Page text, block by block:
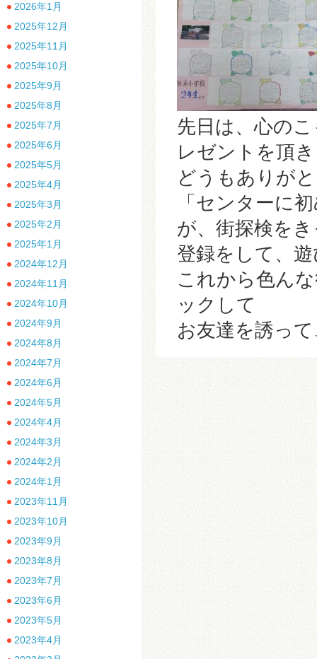
先日は、心の
レゼントを頂
どうもありが
「センターに
が、街探検を
登録をして、
これから色ん
ックして
お友達を誘っ
2026年1月
2025年12月
2025年11月
2025年10月
2025年9月
2025年8月
2025年7月
2025年6月
2025年5月
2025年4月
2025年3月
2025年2月
2025年1月
2024年12月
2024年11月
2024年10月
2024年9月
2024年8月
2024年7月
2024年6月
2024年5月
2024年4月
2024年3月
2024年2月
2024年1月
2023年11月
2023年10月
2023年9月
2023年8月
2023年7月
2023年6月
2023年5月
2023年4月